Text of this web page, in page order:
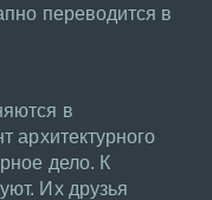
переводится в
в
архитектурного
дело. К
Их друзья